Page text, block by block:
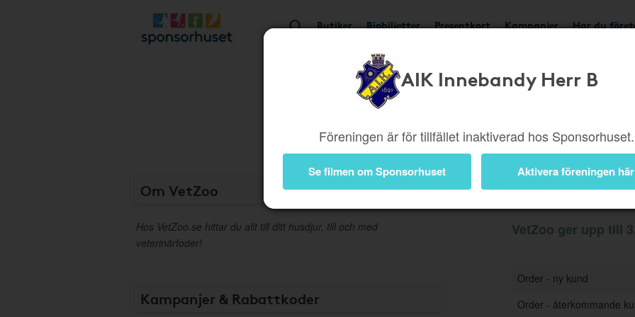
Butiker Biobiljetter Presentkort Kampanjer Har du
AIK Innebandy Herr B
Föreningen är för tillfället inaktiverad hos Sponsorhuset.
Se filmen om Sponsorhuset Aktivera föreningen här
Om VetZoo
Hos VetZoo.se hittar du allt till ditt husdjur, till och med
veterinärfoder!
Kampanjer & Rabattkoder
Information
VetZoo ger upp till
Order - ny kund
Order - återkommande